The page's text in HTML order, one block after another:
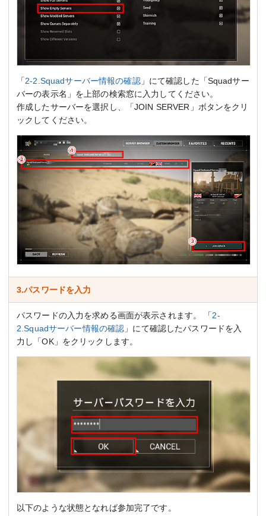
「2-2.Squadサーバー情報の確認」にて確認した「Squadサー
バーの表示名」を上部の検索窓に入力してください。
作成したサーバーを選択し、「JOIN SERVER」ボタンをクリ
ックしてください。
3.パスワードを入力
パスワードの入力を求める画面が表示されます。 「2-
2.Squadサーバー情報の確認 」にて確認したパスワードを入
力し「OK」をクリックします。
以下のような状態となれば参加完了です。